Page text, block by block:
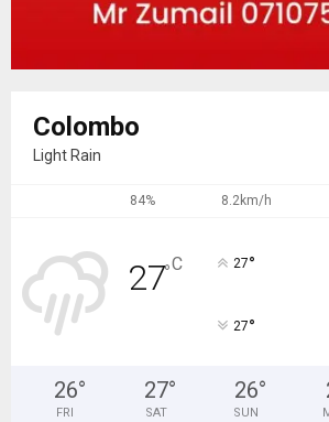
Colombo
Light Rain
84% 8.2km/h
27°C 27°
27°
26°
FRI
27°
SAT
26°
SUN